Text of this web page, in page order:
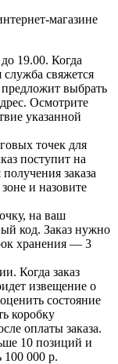
магазине
19.00. Когда
служба свяжется
выбрать
Осмотрите
указанной
точек для
поступит на
заказа
и назовите
на ваш
код. Заказ нужно
хранения — 3
Когда заказ
извещение о
состояние
коробку
оплаты заказа.
10 позиций и
100 000 р.